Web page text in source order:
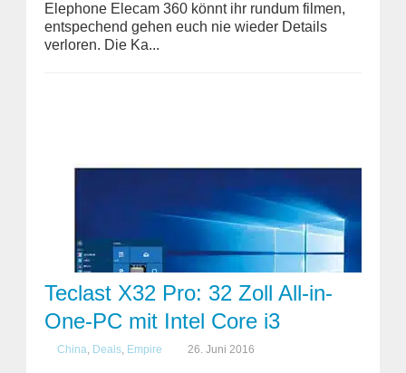
Elephone Elecam 360 könnt ihr rundum filmen,
entspechend gehen euch nie wieder Details
verloren. Die Ka...
Teclast X32 Pro: 32 Zoll All-in-
One-PC mit Intel Core i3
China, Deals, Empire 26. Juni 2016